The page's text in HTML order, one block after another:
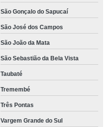
São Gonçalo do Sapucaí
São José dos Campos
São João da Mata
São Sebastião da Bela Vista
Taubaté
Tremembé
Três Pontas
Vargem Grande do Sul